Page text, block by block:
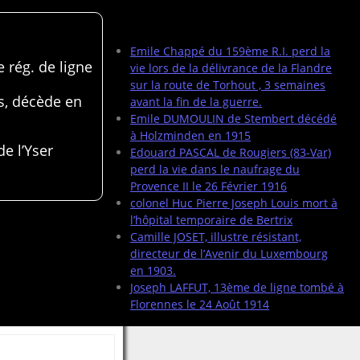
Emile Chappé du 159ème R.I. perd la
vie lors de la délivrance de la Flandre
sur la route de Torhout , 3 semaines
avant la fin de la guerre.
Emile DUMOULIN de Stembert décédé
à Holzminden en 1915
Edouard PASCAL de Rougiers (83-Var)
perd la vie dans le naufrage du
Provence II le 26 Février 1916
colonel Huc Pierre Joseph Louis mort à
l’hôpital temporaire de Bertrix
Camille JOSET, illustre résistant,
directeur de l’Avenir du Luxembourg
en 1903.
Joseph LAFFUT, 13ème de ligne tombé à
Florennes le 24 Août 1914
rég. de ligne
décède en
l’Yser